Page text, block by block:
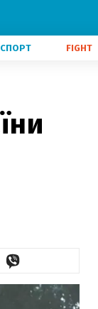
СПОРТ FIGHT